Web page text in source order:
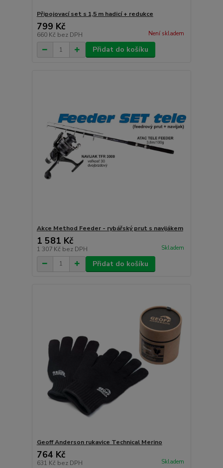
Připojovací set s 1,5 m hadicí + redukce
799 Kč
660 Kč bez DPH Není skladem
Přidat do košíku
Akce Method Feeder - rybářský prut s navijákem
1 581 Kč
1 307 Kč bez DPH Skladem
Přidat do košíku
Geoff Anderson rukavice Technical Merino
764 Kč
631 Kč bez DPH Skladem